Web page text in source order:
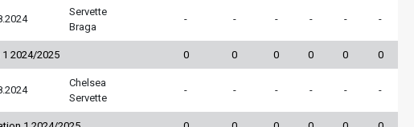
Servette
Braga
- - - - - -
2024/2025 0 0 0 0 0 0
Chelsea
Servette
- - - - - -